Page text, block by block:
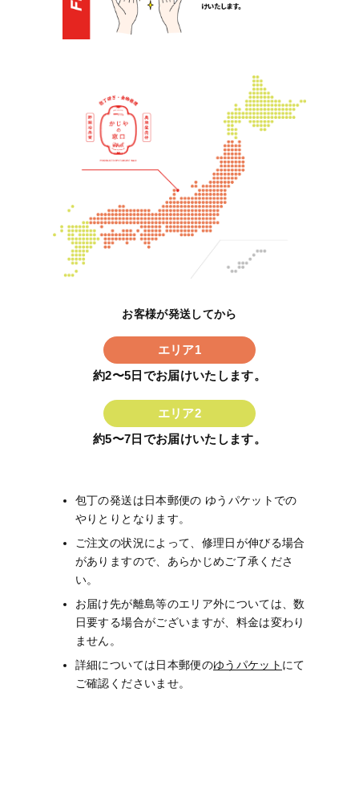
お客様が発送してから
エリア1
約2〜5日でお届けいたします。
エリア2
約5〜7日でお届けいたします。
包丁の発送は日本郵便の ゆうパケットでの
やりとりとなります。
ご注文の状況によって、修理日が伸びる場合
がありますので、あらかじめご了承くださ
い。
お届け先が離島等のエリア外については、数
日要する場合がございますが、料金は変わり
ません。
詳細については日本郵便のゆうパケット にて
ご確認くださいませ。